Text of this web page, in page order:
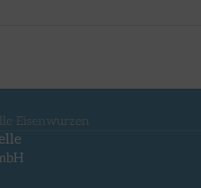
Eisenwurzen